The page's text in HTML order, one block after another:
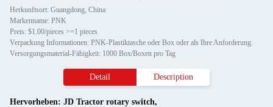
Herkunftsort: Guangdong, China
Markenname: PNK
Preis: $1.00/pieces >=1 pieces
Verpackung Informationen: PNK-Plastiktasche oder Box oder als Ihre Anforderung.
Versorgungsmaterial-Fähigkeit: 1000 Box/Boxen pro Tag
Detail Description
Hervorheben: JD Tractor rotary switch,